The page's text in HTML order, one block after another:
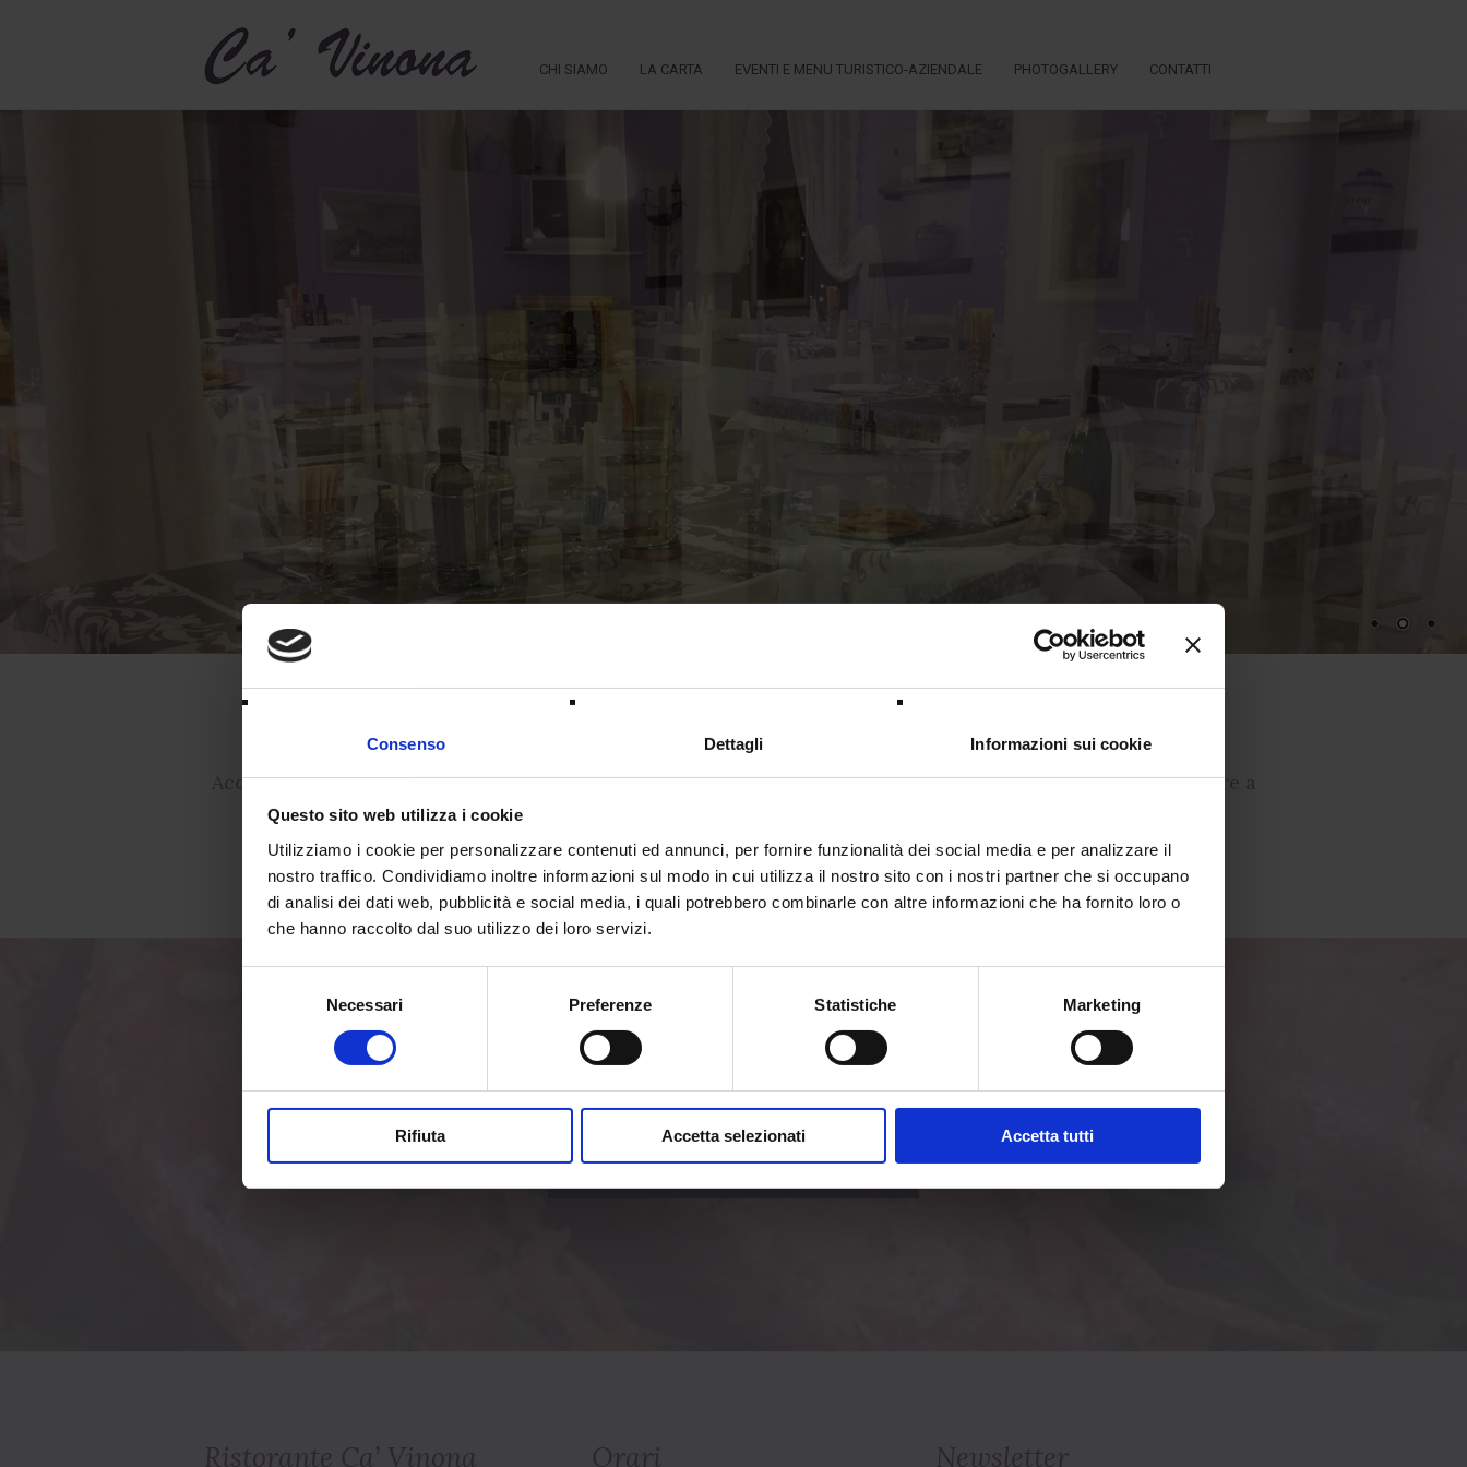
Consenso Dettagli Informazioni sui cookie
Questo sito web utilizza i cookie
Utilizziamo i cookie per personalizzare contenuti ed annunci, per fornire funzionalità dei social media e per analizzare il
nostro traffico. Condividiamo inoltre informazioni sul modo in cui utilizza il nostro sito con i nostri partner che si occupano
di analisi dei dati web, pubblicità e social media, i quali potrebbero combinarle con altre informazioni che ha fornito loro o
che hanno raccolto dal suo utilizzo dei loro servizi.
Necessari Preferenze Statistiche Marketing
Rifiuta Accetta selezionati Accetta tutti
CHI SIAMO LA CARTA EVENTI E MENU TURISTICO-AZIENDALE PHOTOGALLERY CONTATTI
Benvenuti al ristorante Ca’ Vinona
Accogliamo i clienti in un ambiente ampio, familiare e confortevole in cui poter gustare menu di pesce oltre a
squisiti piatti della tradizionale cucina romagnola.
Tra i prodotti sono disponibili deliziosi dolci, specialità alla griglia e una vasta gamma di piatti a base di pesce.
Photogallery
Ristorante Ca’ Vinona Orari Newsletter